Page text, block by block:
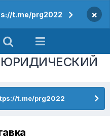
t.me/prg2022 ×
t.me/prg2022